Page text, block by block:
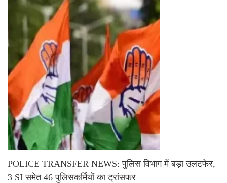
POLICE TRANSFER NEWS: पुलिस विभाग में बड़ा उलटफेर,
3 SI समेत 46 पुलिसकर्मियों का ट्रांसफर